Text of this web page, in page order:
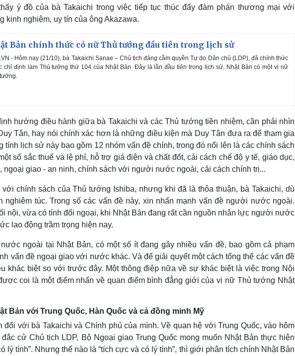
ý đồ của bà Takaichi trong việc tiếp tục thúc đẩy đàm phán thương mại với
kinh nghiệm, uy tín của ông Akazawa.
Bản chính thức có nữ Thủ tướng đầu tiên trong lịch sử
- Hôm nay (21/10), bà Takaichi Sanae – Chủ tịch đảng cầm quyền Tự do Dân chủ (LDP), đã chính thức
chỉ định làm Thủ tướng thứ 104 của Nhật Bản. Đây là lần đầu tiên trong lịch sử, Nhật Bản có một vị nữ
hướng điều hành giữa bà Takaichi và các Thủ tướng tiền nhiệm, cần phải nhìn
Tân, hay nói chính xác hơn là những điều kiện mà Duy Tân đưa ra để tham gia
tính lịch sử này bao gồm 12 nhóm vấn đề chính, trong đó nổi lên là các chính sách
số sắc thuế và lệ phí, hỗ trợ giá điện và chất đốt, cải cách chế độ y tế, giáo dục,
ngoại giao - an ninh, chính sách với người nước ngoài, cải cách chính trị...
chính sách của Thủ tướng Ishiba, nhưng khi đã là thỏa thuận, bà Takaichi, dù
nghiêm túc. Trong số các vấn đề này, xin nhấn mạnh vấn đề người nước ngoài.
nội, vừa có tính đối ngoại, khi Nhật Bản đang rất cần nguồn nhân lực người nước
lao động trầm trọng hiện nay.
ngoài tại Nhật Bản, có một số ít đang gây nhiều vấn đề, bao gồm cả phạm
vấn đề ngoại giao với nước khác. Và để giải quyết một cách tổng thể các vấn đề
khác biệt so với trước đây. Một thông điệp nữa về sự khác biệt là việc trong Nội
coi là một điểm nhấn về quan điểm bình đẳng giới của vị nữ Thủ tướng Nhật
Bản với Trung Quốc, Hàn Quốc và cả đồng minh Mỹ
với bà Takaichi và Chính phủ của mình. Về quan hệ với Trung Quốc, vào hôm
cử Chủ tịch LDP, Bộ Ngoại giao Trung Quốc mong muốn Nhật Bản thực hiện
lý tính”. Nhưng thế nào là “tích cực và có lý tính”, thì giới phân tích chính Nhật Bản